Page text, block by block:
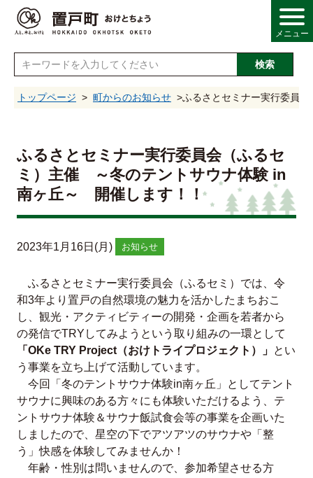
メニュー
検索
トップページ 町からのお知らせ ふるさとセミナー実行委員
ふるさとセミナー実行委員会（ふるセ
ミ）主催 ～冬のテントサウナ体験 in
南ヶ丘～ 開催します！！
2023年1月16日(月) お知らせ
ふるさとセミナー実行委員会（ふるセミ）では、令
和3年より置戸の自然環境の魅力を活かしたまちおこ
し、観光・アクティビティーの開発・企画を若者から
の発信でTRYしてみようという取り組みの一環として
「OKe TRY Project（おけトライプロジェクト）」 とい
う事業を立ち上げて活動しています。
今回「冬のテントサウナ体験in南ヶ丘」としてテント
サウナに興味のある方々にも体験いただけるよう、テ
ントサウナ体験＆サウナ飯試食会等の事業を企画いた
しましたので、星空の下でアツアツのサウナや「整
う」快感を体験してみませんか！
年齢・性別は問いませんので、参加希望させる方
業